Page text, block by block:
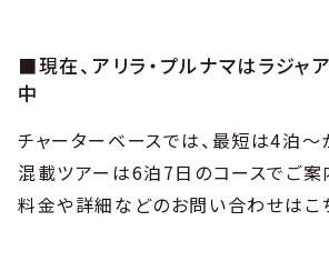
■現在、アリラ・プルナマはラジャ
中
チャーターベースでは、最短は4泊～
混載ツアーは6泊7日のコースでご案
料金や詳細などのお問い合わせはこ